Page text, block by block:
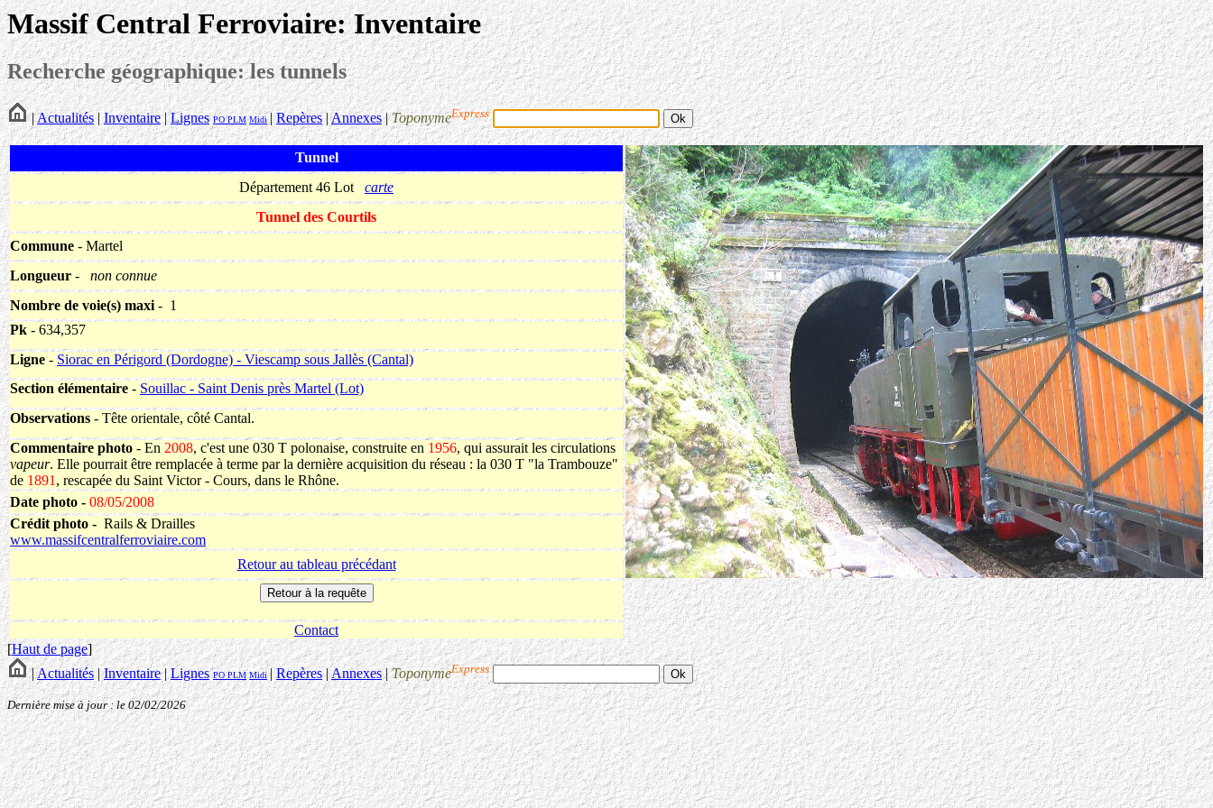
Massif Central Ferroviaire: Inventaire
Recherche géographique: les tunnels
|Actualités| Inventaire|Lignes POPLM Midi |Repères|Annexes|ToponymeExpress
Tunnel
Département 46 Lot carte
Tunnel des Courtils
Commune - Martel
Longueur -
non connue
Nombre de voie(s) maxi - 1
Pk - 634,357
Ligne - Siorac en Périgord (Dordogne) - Viescamp sous Jallès (Cantal)
Section élémentaire - Souillac - Saint Denis près Martel (Lot)
Observations - Tête orientale, côté Cantal.
Commentaire photo - En 2008, c'est une 030 T polonaise, construite en 1956, qui assurait les circulations
vapeur. Elle pourrait être remplacée à terme par la dernière acquisition du réseau : la 030 T "la Trambouze"
de 1891 , rescapée du Saint Victor - Cours, dans le Rhône.
Date photo - 08/05/2008
Crédit photo - Rails & Drailles
www.massifcentralferroviaire.com
Retour au tableau précédant
Contact
[Haut de page]
|Actualités|Inventaire|Lignes PO PLM Midi |Repères|Annexes|ToponymeExpress
Dernière mise à jour : le 02/02/2026